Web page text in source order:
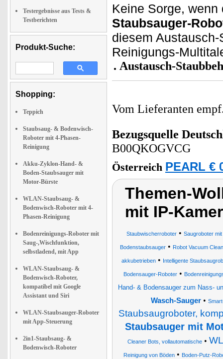
Testergebnisse aus Tests &
Testberichten
Produkt-Suche:
Shopping:
Teppich
Staubsaug- & Bodenwisch-
Roboter mit 4-Phasen-
Reinigung
Akku-Zyklon-Hand- &
Boden-Staubsauger mit
Motor-Bürste
WLAN-Staubsaug- &
Bodenwisch-Roboter mit 4-
Phasen-Reinigung
Bodenreinigungs-Roboter mit
Saug-,Wischfunktion,
selbstladend, mit App
WLAN-Staubsaug- &
Bodenwisch-Roboter,
kompatibel mit Google
Assistant und Siri
WLAN-Staubsauger-Roboter
mit App-Steuerung
2in1-Staubsaug- &
Bodenwisch-Roboter
Keine Sorge,
Staubsauger-
diesem
Reinigungs-
Austausch-
Vom Lieferanten
Bezugsquelle
B00QKOGVCG
Österreich PEARL €
Themen-
mit IP-
Staubwischerroboter • Saugroboter
Bodenstaubsauger• Robot Vacuum
akkubetrieben• Intelligente
Bodensauger-Roboter •
Hand- & Bodensauger zum Nass-
Wasch-Sauger•
Staubsaugroboter,
Staubsauger mit
Cleaner Bots, vollautomatische •
Reinigung von Böden• Boden-Putz-